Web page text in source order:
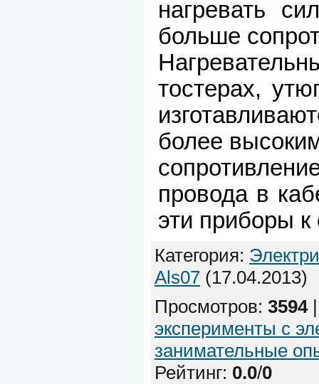
нагревать
больше
тостерах,
более
провода в
эти приборы к
Категория:
Als07 (17.04.2013)
Просмотров: 3594
эксперименты с
занимательные
Рейтинг: 0.0/0